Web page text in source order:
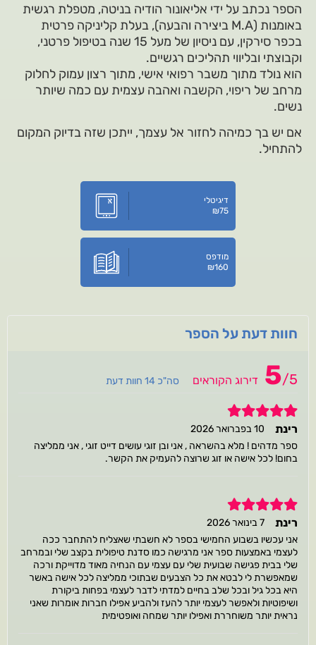
הספר נכתב על ידי אליאונור הודיה בניטה, מטפלת רגשית
באומנות (M.A ביצירה והבעה), בעלת קליניקה פרטית
בכפר סירקין, עם ניסיון של מעל 15 שנה בטיפול פרטני,
וקבוצתי ובליווי תהליכים רגשיים.
הוא נולד מתוך משבר רפואי אישי, מתוך רצון עמוק לחלוק
מרחב של ריפוי, הקשבה ואהבה עצמית עם כמה שיותר
נשים.
אם יש בך כמיהה לחזור אל עצמך, ייתכן שזה בדיוק המקום
להתחיל.
דיגיטלי
₪75
מודפס
₪160
חוות דעת על הספר
5/5 דירוג הקוראים סה"כ 14 חוות דעת
5
רינת
10 בפברואר 2026
ספר מדהים ! מלא בהשראה , אני ובן זוגי עושים דייט זוגי , אני ממליצה
בחום! לכל אישה או זוג שרוצה להעמיק את הקשר.
5
רינת
7 בינואר 2026
אני עכשיו בשבוע החמישי בספר לא חשבתי שאצליח להתחבר ככה
לעצמי באמצעות ספר אני מרגישה כמו סדנת טיפולית בקצב שלי ובמרחב
שלי בבית פגישה שבועית שלי עם עצמי עם הנחיה מאוד מדוייקת ורכה
שמאפשרת לי לבטא את כל הצבעים שבתוכי ממליצה לכל אישה באשר
היא בכל גיל ובכל שלב בחיים למדתי לדבר לעצמי בפחות ביקורת
ושיפוטיות ולאפשר לעצמי יותר להעז ולהביע אפילו חברות אומרות שאני
נראית יותר משוחררת ואפילו יותר שמחה ואופטימית